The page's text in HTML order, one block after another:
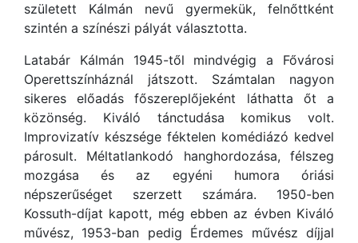
született Kálmán nevű gyermekük, felnőttként
szintén a színészi pályát választotta.
Latabár Kálmán 1945-től mindvégig a Fővárosi
Operettszínháznál játszott. Számtalan nagyon
sikeres előadás főszereplőjeként láthatta őt a
közönség. Kiváló tánctudása komikus volt.
Improvizatív készsége féktelen komédiázó kedvel
párosult. Méltatlankodó hanghordozása, félszeg
mozgása és az egyéni humora óriási
népszerűséget szerzett számára. 1950-ben
Kossuth-díjat kapott, még ebben az évben Kiváló
művész, 1953-ban pedig Érdemes művész díjjal